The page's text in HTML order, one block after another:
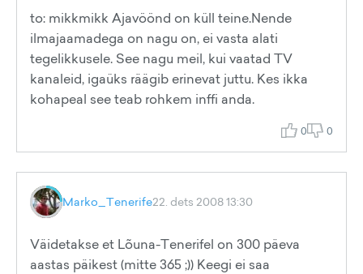
to: mikkmikk Ajavöönd on küll teine.Nende
ilmajaamadega on nagu on, ei vasta alati
tegelikkusele. See nagu meil, kui vaatad TV
kanaleid, igaüks räägib erinevat juttu. Kes ikka
kohapeal see teab rohkem inffi anda.
0 0
Marko_Tenerife22. dets 2008 13:30
Väidetakse et Lõuna-Tenerifel on 300 päeva
aastas päikest (mitte 365 ;)) Keegi ei saa